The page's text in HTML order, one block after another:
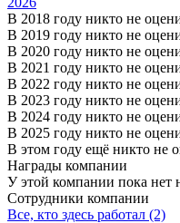
В 2018 году никто не
В 2019 году никто не
В 2020 году никто не
В 2021 году никто не
В 2022 году никто не
В 2023 году никто не
В 2024 году никто не
В 2025 году никто не
В этом году ещё никто не
Награды компании
У этой компании пока нет
Сотрудники компании
Все, кто здесь работал (2)